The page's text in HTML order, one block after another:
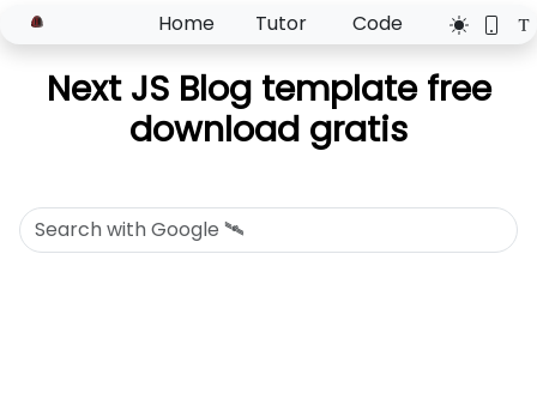
Home Tutor Code
Next JS Blog template free
download gratis